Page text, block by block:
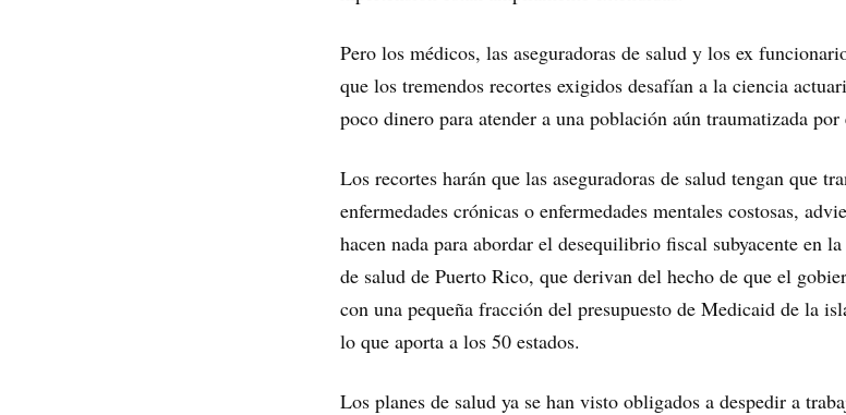
Pero los médicos, las aseguradoras de salud y los ex
que los tremendos recortes exigidos desafían a la ciencia
poco dinero para atender a una población aún traumatizada
Los recortes harán que las aseguradoras de salud tengan que
enfermedades crónicas o enfermedades mentales costosas,
hacen nada para abordar el desequilibrio fiscal subyacente en
de salud de Puerto Rico, que derivan del hecho de que el
con una pequeña fracción del presupuesto de Medicaid de la
lo que aporta a los 50 estados.
Los planes de salud ya se han visto obligados a despedir a